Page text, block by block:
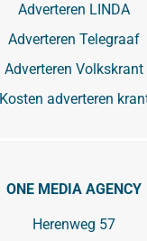
Adverteren LINDA
Adverteren Telegraaf
Adverteren Volkskrant
Kosten adverteren
ONE MEDIA AGENCY
Herenweg 57